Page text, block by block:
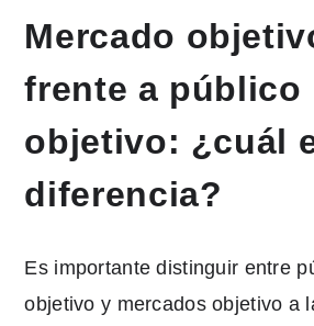
Mercado
frente a público
objetivo: ¿cuál
diferencia?
Es importante distinguir entre
objetivo y mercados objetivo a